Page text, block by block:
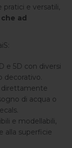
e versatili,
ad
e 5D con diversi
decorativo.
direttamente
di acqua o
e modellabili,
alla superficie